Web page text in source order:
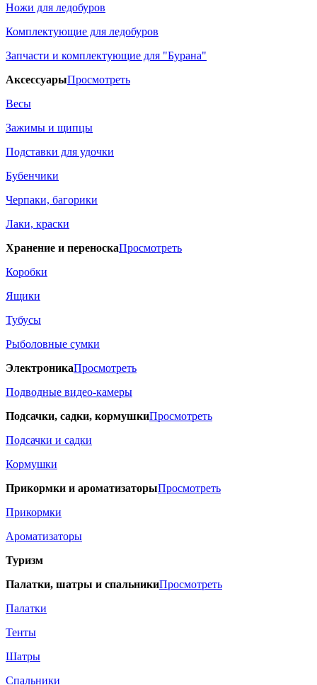
Ножи для ледобуров
Комплектующие для ледобуров
Запчасти и комплектующие для "Бурана"
АксессуарыПросмотреть
Весы
Зажимы и щипцы
Подставки для удочки
Бубенчики
Черпаки, багорики
Лаки, краски
Хранение и переноскаПросмотреть
Коробки
Ящики
Тубусы
Рыболовные сумки
ЭлектроникаПросмотреть
Подводные видео-камеры
Подсачки, садки, кормушкиПросмотреть
Подсачки и садки
Кормушки
Прикормки и ароматизаторыПросмотреть
Прикормки
Ароматизаторы
Туризм
Палатки, шатры и спальникиПросмотреть
Палатки
Тенты
Шатры
Спальники